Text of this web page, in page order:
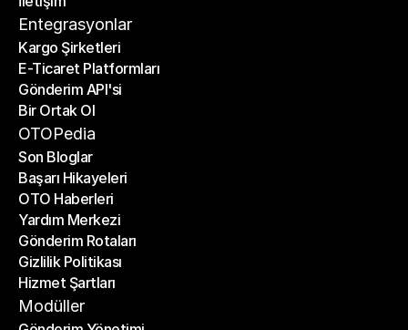
İletişim
Entegrasyonlar
Kargo Şirketleri
Kargo Şirketleri
E-Ticaret Platformları
E-Ticaret Platformları
Gönderim API'si
Gönderim API'si
Bir Ortak Ol
Bir Ortak Ol
OTOPedia
Son Bloglar
Son Bloglar
Başarı Hikayeleri
Başarı Hikayeleri
OTO Haberleri
OTO Haberleri
Yardım Merkezi
Yardım Merkezi
Gönderim Rotaları
Gönderim Rotaları
Gizlilik Politikası
Gizlilik Politikası
Hizmet Şartları
Hizmet Şartları
Modüller